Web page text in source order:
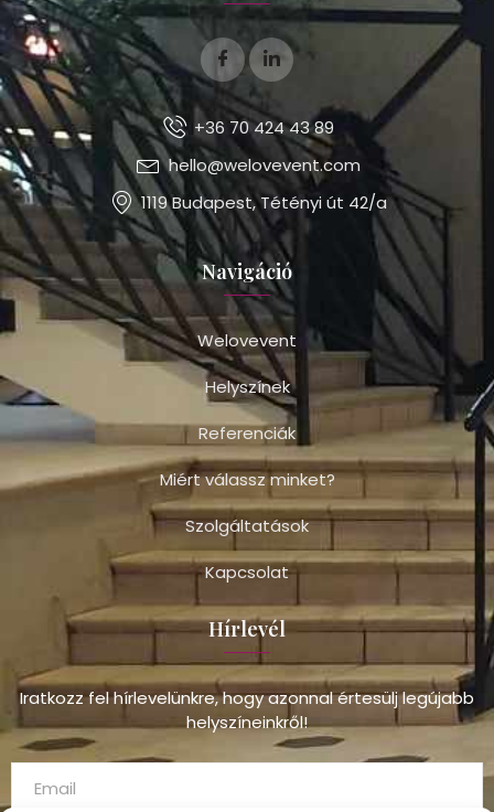
+36 70 424 43 89
hello@welovevent.com
1119 Budapest, Tétényi út 42/a
Navigáció
Welovevent
Helyszínek
Referenciák
Miért válassz minket?
Szolgáltatások
Kapcsolat
Hírlevél
Iratkozz fel hírlevelünkre, hogy azonnal értesülj legújabb
helyszíneinkről!